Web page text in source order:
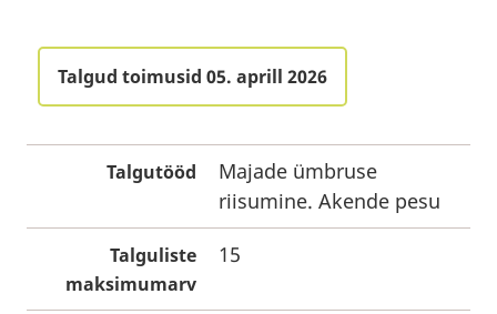
Talgud toimusid 05. aprill 2026
Talgutööd
Majade ümbruse
riisumine. Akende pesu
Talguliste
maksimumarv
15